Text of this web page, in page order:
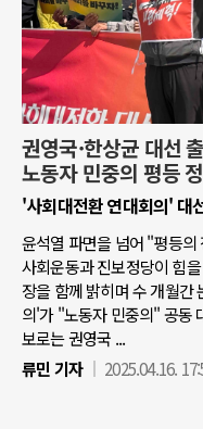
권영국·한상균 대선
노동자 민중의 평등
'사회대전환 연대회의' 대
윤석열 파면을 넘어 "평등
사회운동과 진보정당이 힘
장을 함께 밝히며 수 개월간
의'가 "노동자 민중의" 공동
보로는 권영국 ...
류민 기자
2025.04.16.